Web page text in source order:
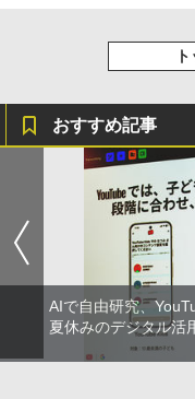
おすすめ記事
AIで自由研究、
夏休みのデジタル活